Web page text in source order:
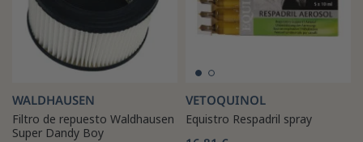
WALDHAUSEN
Filtro de repuesto Waldhausen
Super Dandy Boy
VETOQUINOL
Equistro Respadril spray